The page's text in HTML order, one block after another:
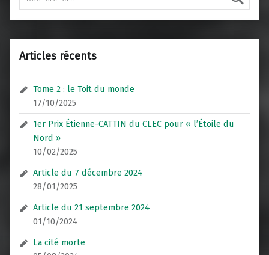
Articles récents
Tome 2 : le Toit du monde
17/10/2025
1er Prix Étienne-CATTIN du CLEC pour « l’Étoile du
Nord »
10/02/2025
Article du 7 décembre 2024
28/01/2025
Article du 21 septembre 2024
01/10/2024
La cité morte